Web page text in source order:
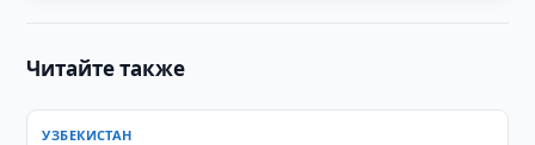
Читайте также
УЗБЕКИСТАН